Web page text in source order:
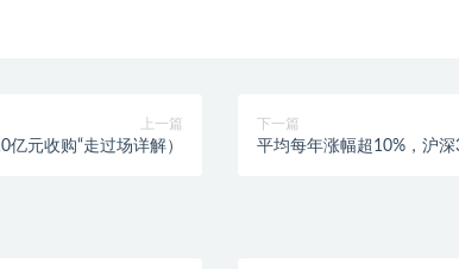
上一篇
元收购“走过场详解）
下一篇
平均每年涨幅超10%，沪